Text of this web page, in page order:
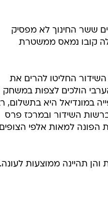
ששר החינוך לא מפסיק
קובו נמאס ממשטרת
החליטו להרים את
הולכים לצפות במשחק
במונדיאל היא בתשלום,
האחרונים דווקא לערוץ 1 הישראלי. ברשות השידור ובמרכז פרס
הפונה למאות אלפי
תהיינה ממוצעות לעונה.